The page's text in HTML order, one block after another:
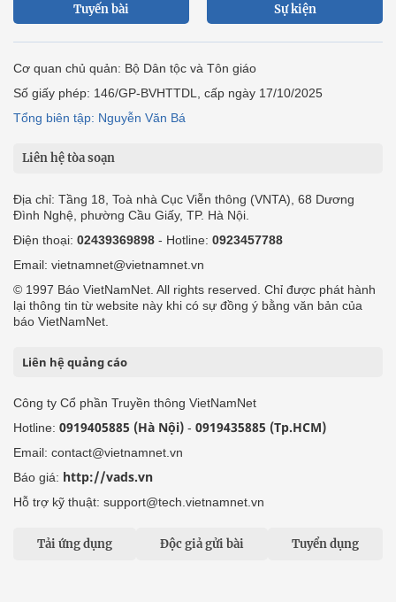
Tuyến bài Sự kiện
Cơ quan chủ quản: Bộ Dân tộc và Tôn giáo
Số giấy phép: 146/GP-BVHTTDL, cấp ngày 17/10/2025
Tổng biên tập: Nguyễn Văn Bá
Liên hệ tòa soạn
Địa chỉ: Tầng 18, Toà nhà Cục Viễn thông (VNTA), 68 Dương
Đình Nghệ, phường Cầu Giấy, TP. Hà Nội.
Điện thoại: 02439369898 - Hotline: 0923457788
Email: vietnamnet@vietnamnet.vn
© 1997 Báo VietNamNet. All rights reserved. Chỉ được phát hành
lại thông tin từ website này khi có sự đồng ý bằng văn bản của
báo VietNamNet.
Liên hệ quảng cáo
Công ty Cổ phần Truyền thông VietNamNet
Hotline: 0919405885 (Hà Nội) - 0919435885 (Tp.HCM)
Email: contact@vietnamnet.vn
Báo giá: http://vads.vn
Hỗ trợ kỹ thuật: support@tech.vietnamnet.vn
Tải ứng dụng Độc giả gửi bài Tuyển dụng